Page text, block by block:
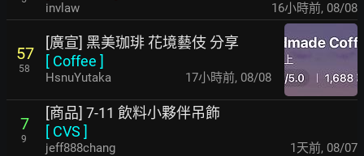
invlaw 16小時前, 08/08
57
58
[廣宣] 黑美珈琲 花境藝伎 分享
[ Coffee ]
HsnuYutaka 17小時前, 08/08
7
9
[商品] 7-11 飲料小夥伴吊飾
[ CVS ]
jeff888chang 1天前, 08/07